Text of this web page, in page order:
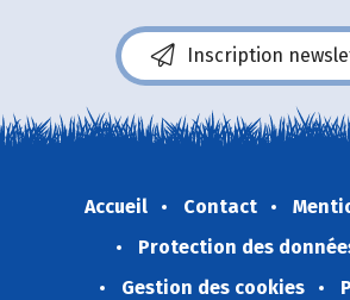
Inscription
Accueil Contact
Protection des
Gestion des cookies